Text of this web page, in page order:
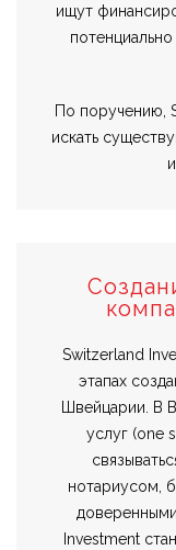
ищут
По поручению,
искать
Switzerland
этапах
Швейцарии. В
услуг (one
нотариусом,
Investment